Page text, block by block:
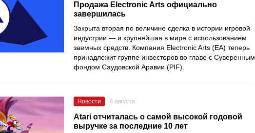
Продажа Electronic Arts официально
завершилась
Закрыта вторая по величине сделка в истории игровой
индустрии — и крупнейшая в мире с использованием
заемных средств. Компания Electronic Arts (EA) теперь
принадлежит группе инвесторов во главе с Суверенным
фондом Саудовской Аравии (PIF).
Новости 4 августа
Atari отчиталась о самой высокой годовой
выручке за последние 10 лет